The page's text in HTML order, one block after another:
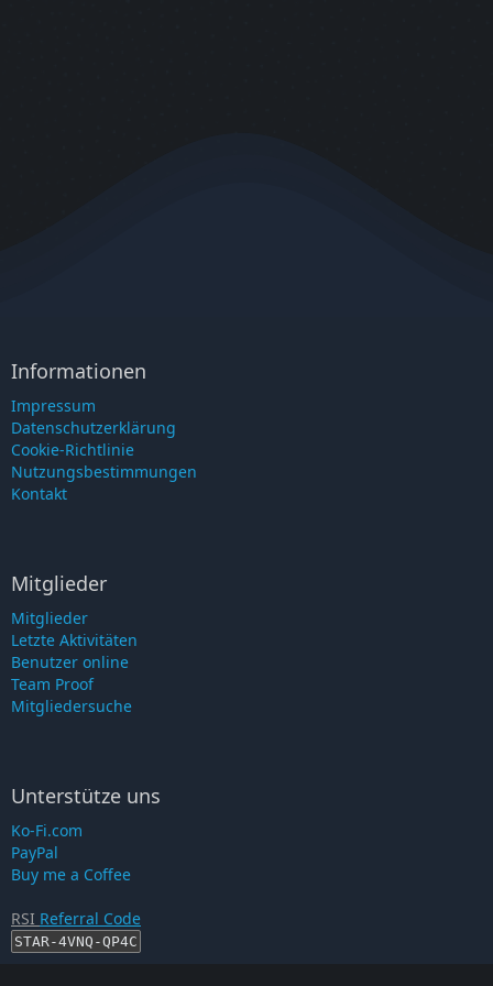
Informationen
Impressum
Datenschutzerklärung
Cookie-Richtlinie
Nutzungsbestimmungen
Kontakt
Mitglieder
Mitglieder
Letzte Aktivitäten
Benutzer online
Team Proof
Mitgliedersuche
Unterstütze uns
Ko-Fi.com
PayPal
Buy me a Coffee
RSI Referral Code
STAR-4VNQ-QP4C